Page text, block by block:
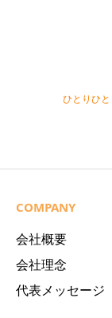
ひとりひ
COMPANY
会社概要
会社理念
代表メッセージ